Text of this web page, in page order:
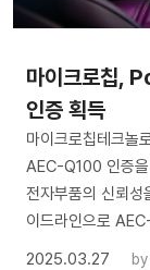
마이크로칩,
인증 획득
마이크로칩테크
AEC-Q100 인증
전자부품의 신뢰
이드라인으로
2025.03.27
by